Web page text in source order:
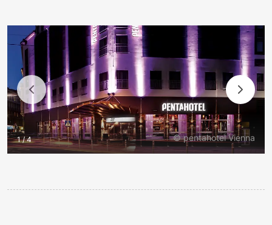
© pentahotel Vienna
1 / 4